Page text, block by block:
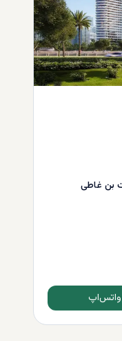
بن غاطی
واتس‌اپ